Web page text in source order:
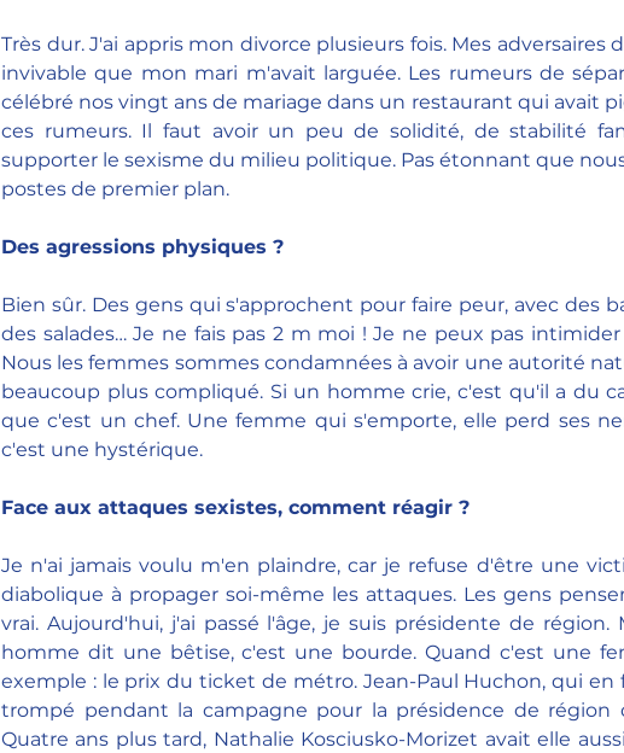
Très dur. J'ai appris mon divorce plusieurs fois. Mes
invivable que mon mari m'avait larguée. Les rumeurs de
célébré nos vingt ans de mariage dans un restaurant qui avait
ces rumeurs. Il faut avoir un peu de solidité, de stabilité
supporter le sexisme du milieu politique. Pas étonnant que
postes de premier plan.
Des agressions physiques ?
Bien sûr. Des gens qui s'approchent pour faire peur, avec des
des salades… Je ne fais pas 2 m moi ! Je ne peux pas
Nous les femmes sommes condamnées à avoir une autorité
beaucoup plus compliqué. Si un homme crie, c'est qu'il a du
que c'est un chef. Une femme qui s'emporte, elle perd ses
c'est une hystérique.
Face aux attaques sexistes, comment réagir ?
Je n'ai jamais voulu m'en plaindre, car je refuse d'être une
diabolique à propager soi-même les attaques. Les gens
vrai. Aujourd'hui, j'ai passé l'âge, je suis présidente de région.
homme dit une bêtise, c'est une bourde. Quand c'est une
exemple : le prix du ticket de métro. Jean-Paul Huchon, qui
trompé pendant la campagne pour la présidence de région
Quatre ans plus tard, Nathalie Kosciusko-Morizet avait elle